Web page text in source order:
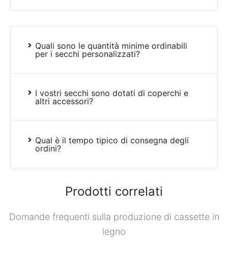
Quali sono le quantità minime ordinabili
per i secchi personalizzati?
I vostri secchi sono dotati di coperchi e
altri accessori?
Qual è il tempo tipico di consegna degli
ordini?
Prodotti correlati
Domande frequenti sulla produzione di cassette in
legno